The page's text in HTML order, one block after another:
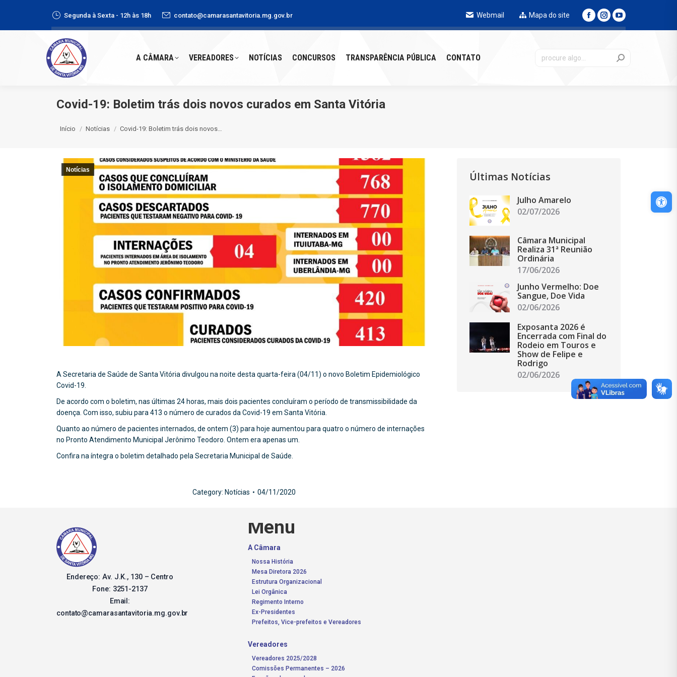
Segunda à Sexta - 12h às 18h contato@camarasantavitoria.mg.gov.br Webmail Mapa do site
A CÂMARA VEREADORES NOTÍCIAS CONCURSOS TRANSPARÊNCIA PÚBLICA CONTATO
Covid-19: Boletim trás dois novos curados em Santa Vitória
Início Notícias Covid-19: Boletim trás dois novos…
Notícias
A Secretaria de Saúde de Santa Vitória divulgou na noite desta quarta-feira (04/11) o novo Boletim Epidemiológico
Covid-19.
De acordo com o boletim, nas últimas 24 horas, mais dois pacientes concluíram o período de transmissibilidade da
doença. Com isso, subiu para 413 o número de curados da Covid-19 em Santa Vitória.
Quanto ao número de pacientes internados, de ontem (3) para hoje aumentou para quatro o número de internações
no Pronto Atendimento Municipal Jerônimo Teodoro. Ontem era apenas um.
Confira na íntegra o boletim detalhado pela Secretaria Municipal de Saúde.
Category: Notícias 04/11/2020
Últimas Notícias
Julho Amarelo
02/07/2026
Câmara Municipal
Realiza 31ª Reunião
Ordinária
17/06/2026
Junho Vermelho: Doe
Sangue, Doe Vida
02/06/2026
Exposanta 2026 é
Encerrada com Final do
Rodeio em Touros e
Show de Felipe e
Rodrigo
02/06/2026
Endereço: Av. J.K., 130 – Centro
Fone: 3251-2137
Email:
contato@camarasantavitoria.mg.gov.br
Menu
A Câmara
Nossa História
Mesa Diretora 2026
Estrutura Organizacional
Lei Orgânica
Regimento Interno
Ex-Presidentes
Prefeitos, Vice-prefeitos e Vereadores
Vereadores
Vereadores 2025/2028
Comissões Permanentes – 2026
A CÂMARA VEREADORES NOTÍCIAS CONCURSOS CONTATO